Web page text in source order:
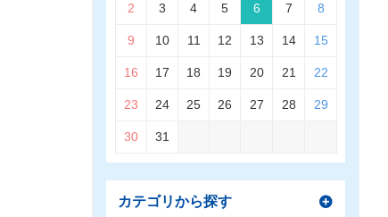
2 3 4 5 6 7 8
9 10 11 12 13 14 15
16 17 18 19 20 21 22
23 24 25 26 27 28 29
30 31
カテゴリから探す